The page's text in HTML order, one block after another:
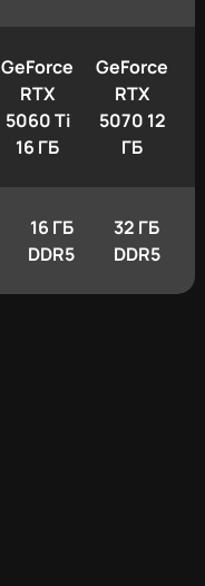
GeForce
RTX
5060 Ti
16 ГБ
GeForce
RTX
5070 12
ГБ
16 ГБ
DDR5
32 ГБ
DDR5